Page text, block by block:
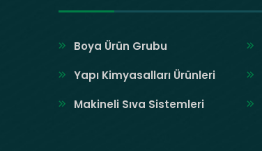
Boya Ürün Grubu
Yapı Kimyasalları Ürünleri
Makineli Sıva Sistemleri